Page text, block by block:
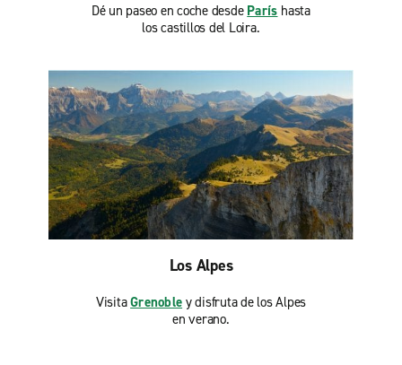
Dé un paseo en coche desde París hasta
los castillos del Loira.
Los Alpes
VisitaGrenoble y disfruta de los Alpes
en verano.